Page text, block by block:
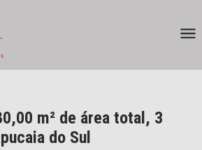
m² de área total, 3
do Sul